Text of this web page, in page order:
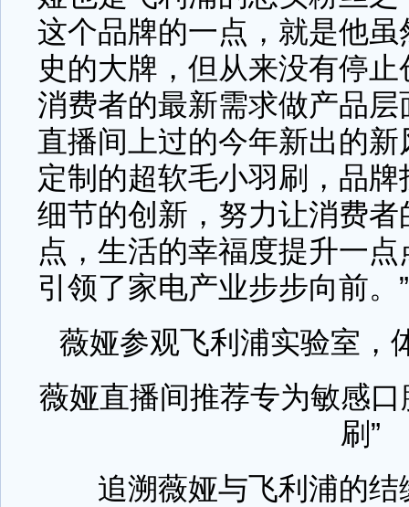
这个品牌的一点，就是他
史的大牌，但从来没有停
消费者的最新需求做产品
直播间上过的今年新出的
定制的超软毛小羽刷，品
细节的创新，努力让消费
点，生活的幸福度提升一
引领了家电产业步步向前。”
薇娅参观飞利浦实验室，
薇娅直播间推荐专为敏感
刷”
追溯薇娅与飞利浦的结